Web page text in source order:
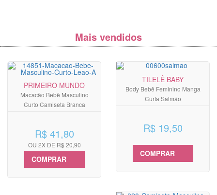
Mais vendidos
PRIMEIRO MUNDO
Macacão Bebê Masculino
Curto Camiseta Branca
R$ 41,80
OU 2X DE R$ 20,90
COMPRAR
TILELÊ BABY
Body Bebê Feminino Manga
Curta Salmão
R$ 19,50
COMPRAR